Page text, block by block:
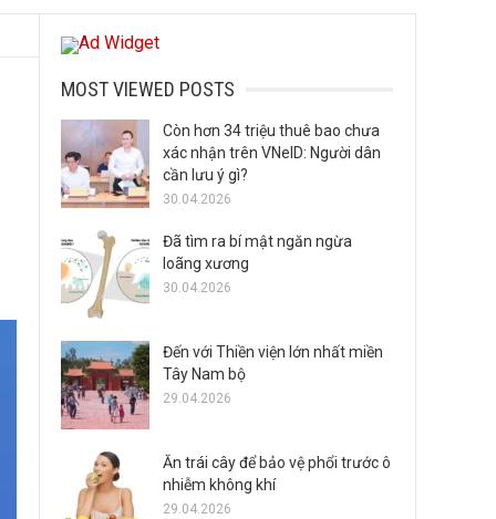
MOST VIEWED POSTS
Còn hơn 34 triệu thuê bao chưa
xác nhận trên VNeID: Người dân
cần lưu ý gì?
30.04.2026
Đã tìm ra bí mật ngăn ngừa
loãng xương
30.04.2026
Đến với Thiền viện lớn nhất miền
Tây Nam bộ
29.04.2026
Ăn trái cây để bảo vệ phổi trước ô
nhiễm không khí
29.04.2026